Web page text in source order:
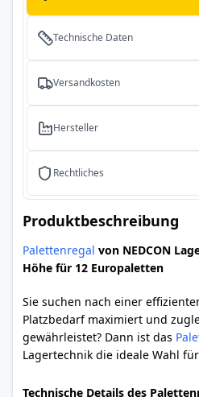
Technische Daten
Versandkosten
Hersteller
Rechtliches
Produktbeschreibung
Palettenregal von NEDCON
Höhe für 12 Europaletten
Sie suchen nach einer
Platzbedarf maximiert und
gewährleistet? Dann ist das
Lagertechnik die ideale Wahl
Technische Details des